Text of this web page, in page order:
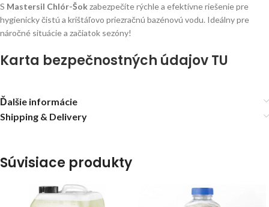
S Mastersil Chlór-Šokzabezpečíte rýchle a efektívne riešenie pre
hygienicky čistú a krištáľovo priezračnú bazénovú vodu. Ideálny pre
náročné situácie a začiatok sezóny!
Karta bezpečnostných údajov TU
Ďalšie informácie
Shipping & Delivery
Súvisiace produkty